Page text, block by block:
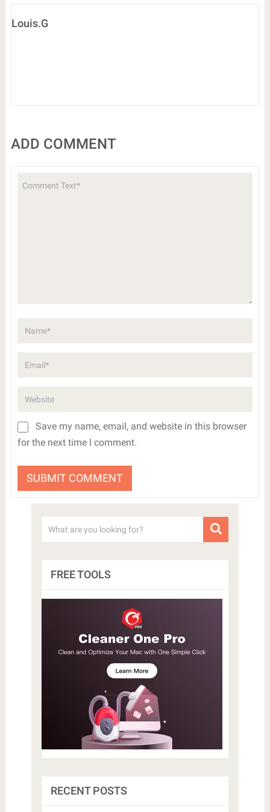
Louis.G
ADD COMMENT
Save my name, email, and website in this browser
for the next time I comment.
FREE TOOLS
RECENT POSTS